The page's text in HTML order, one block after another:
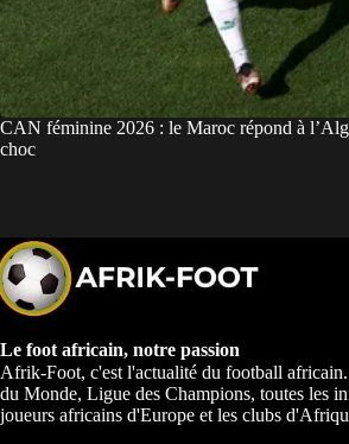
CAN féminine 2026 : le Maroc répond à
choc
Le foot africain, notre passion
Afrik-Foot, c'est l'actualité du football
du Monde, Ligue des Champions, toutes les
joueurs africains d'Europe et les clubs